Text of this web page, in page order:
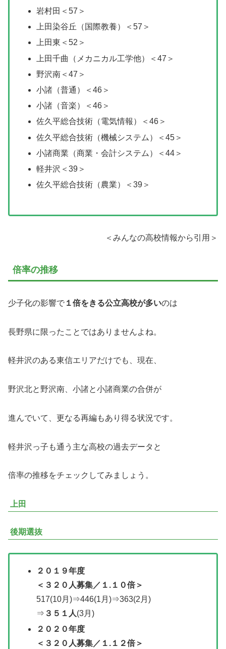
岩村田＜57＞
上田染谷丘（国際教養）＜57＞
上田東＜52＞
上田千曲（メカニカル工学他）＜47＞
野沢南＜47＞
小諸（普通）＜46＞
小諸（音楽）＜46＞
佐久平総合技術（電気情報）＜46＞
佐久平総合技術（機械システム）＜45＞
小諸商業（商業・会計システム）＜44＞
軽井沢＜39＞
佐久平総合技術（農業）＜39＞
＜みんなの高校情報から引用＞
倍率の推移
少子化の影響で １倍をきる公立高校が多いのは
長野県に限ったことではありませんよね。
軽井沢のある東信エリアだけでも、現在、
野沢北と野沢南、小諸と小諸商業の合併が
進んでいて、更なる再編もあり得る状況です。
軽井沢っ子も通う主な高校の過去データと
倍率の推移をチェックしてみましょう。
上田
後期選抜
２０１９年度
＜３２０人募集／ １.１０倍＞
517(10月)⇒446(1月)⇒363(2月)
⇒ ３５１人(3月)
２０２０年度
＜ ３２０人募集／１.１２倍＞